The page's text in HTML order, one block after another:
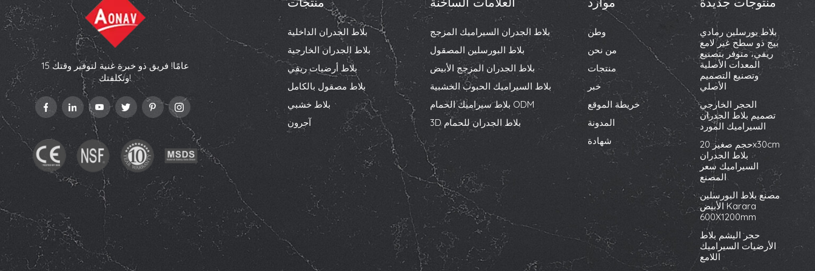
15 عامًا! فريق ذو خبرة غنية لتوفير وقتك
وتكلفتك!
بلاط الجدران الداخلية
بلاط الجدران الخارجية
بلاط أرضيات ريفي
بلاط مصقول بالكامل
بلاط خشبي
آحرون
بلاط الجدران السيراميك المزجج
بلاط البورسلين المصقول
بلاط الجدران المزجج الأبيض
بلاط السيراميك الحبوب الخشبية
بلاط سيراميك الحمام ODM
3D بلاط الجدران للحمام
وطن
من نحن
منتجات
خبر
خريطة الموقع
المدونة
شهادة
بلاط بورسلين رمادي
بيج ذو سطح غير لامع
ريفي، متوفر بتصنيع
المعدات الأصلية
وتصنيع التصميم
الأصلي
الحجر الخارجي
تصميم بلاط الجدران
السيراميك المورد
حجم صغير 20x30cm
بلاط الجدران
السيراميك سعر
المصنع
مصنع بلاط البورسلين
الأبيض Karara
600X1200mm
حجر اليشم بلاط
الأرضيات السيراميك
اللامع